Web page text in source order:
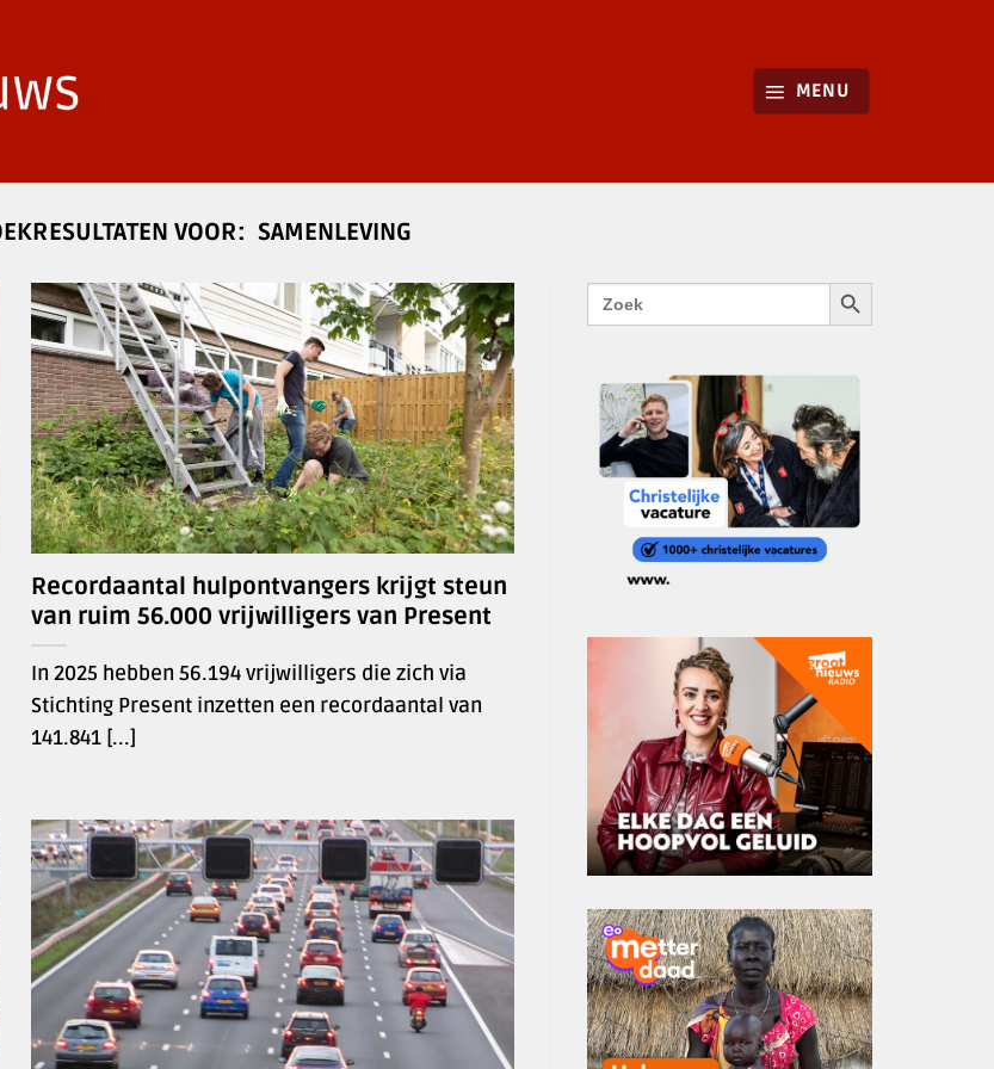
MENU
SAMENLEVING
Recordaantal hulpontvangers krijgt steun
van ruim 56.000 vrijwilligers van Present
In 2025 hebben 56.194 vrijwilligers die zich via
Stichting Present inzetten een recordaantal van
141.841 [...]
Zoek
naar:
ZOEKKNOP